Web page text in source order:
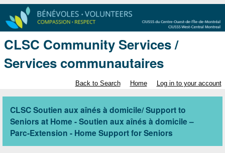
CLSC Community Services /
Services communautaires
Back to Search Home Log in to your account
CLSC Soutien aux aînés à domicile/ Support to
Seniors at Home - Soutien aux aînés à domicile –
Parc-Extension - Home Support for Seniors